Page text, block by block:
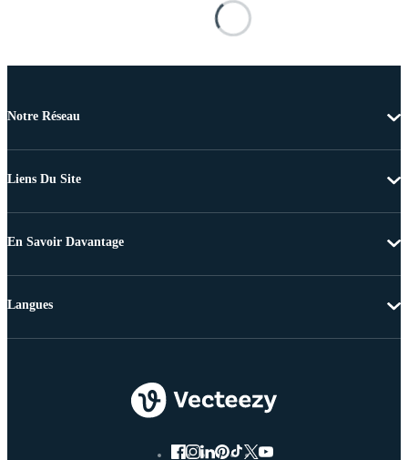
Notre Réseau
Liens Du Site
En Savoir Davantage
Langues